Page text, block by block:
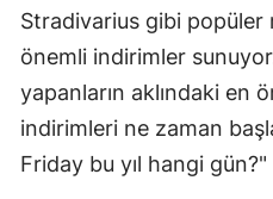
Stradivarius gibi popüler
önemli indirimler
yapanların aklındaki en
indirimleri ne zaman
Friday bu yıl hangi gün?"